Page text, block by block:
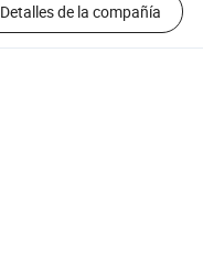
Detalles de la compañía